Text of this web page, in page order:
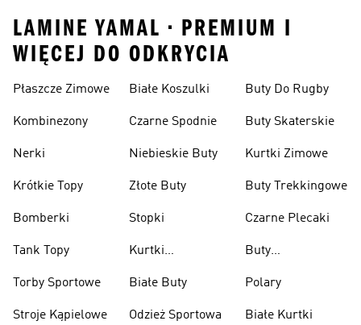
LAMINE YAMAL • PREMIUM I
WIĘCEJ DO ODKRYCIA
Płaszcze Zimowe
Kombinezony
Nerki
Krótkie Topy
Bomberki
Tank Topy
Torby Sportowe
Stroje Kąpielowe
Białe Koszulki
Czarne Spodnie
Niebieskie Buty
Złote Buty
Stopki
Kurtki
Białe Buty
Odzież Sportowa
Buty Do Rugby
Buty Skaterskie
Kurtki Zimowe
Buty Trekkingowe
Czarne Plecaki
Buty
Polary
Białe Kurtki